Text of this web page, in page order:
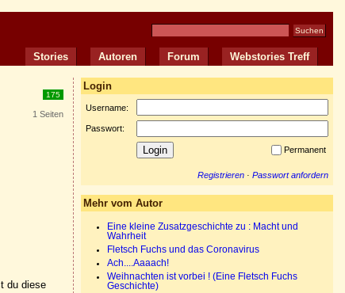
Stories Autoren Forum Webstories Treff
175
1 Seiten
du diese
Login
Username:
Passwort:
Permanent
Registrieren · Passwort anfordern
Mehr vom Autor
Eine kleine Zusatzgeschichte zu : Macht und
Wahrheit
Fletsch Fuchs und das Coronavirus
Ach....Aaaach!
Weihnachten ist vorbei ! (Eine Fletsch Fuchs
Geschichte)